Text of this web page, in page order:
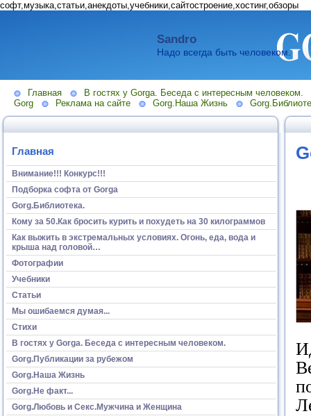
софт,музыка,статьи,анекдоты,учебники,сайтостроение,хостинг,обзоры
Sandro
Надо всегда быть человеком.
Главная
В гостях у Gorga. Беседа с интересным человеком.
Gorg
Реклама на сайте Gorg.Наша Жизнь
Главная
Внимание!!! Конкурс!!!
Подборка софта от Gorga
Gorg.Библиотека.
Кому за 50.Как бросить курить и похудеть на 30 килограммов
Как выжить в экстремальных условиях. Огонь, еда, вода и
крыша над головой…
Фотографии
Учебники
Статьи
Мы ошибаемся думая...
Стихи
В гостях у Gorga. Беседа с интересным человеком.
Gorg.Публикации за рубежом
Gorg.Наша Жизнь
Gorg.Не факт...
Gorg.Любовь и Секс.Мужчина и Женщина